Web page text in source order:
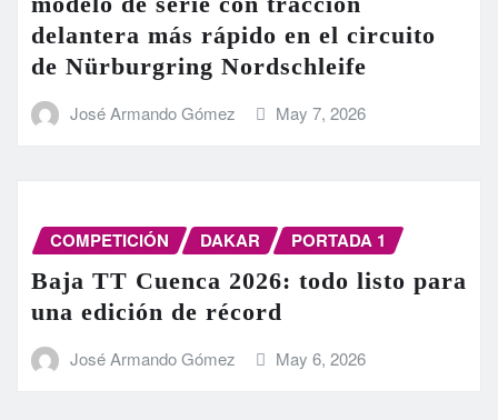
delantera más rápido en el circuito
de Nürburgring Nordschleife
José Armando Gómez May 7, 2026
COMPETICIÓN DAKAR PORTADA 1
Baja TT Cuenca 2026: todo listo para
una edición de récord
José Armando Gómez May 6, 2026